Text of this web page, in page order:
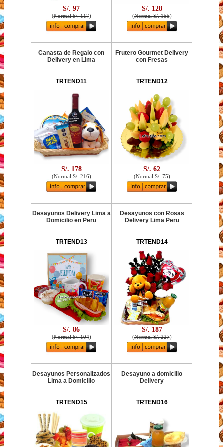
S/. 97
(Normal S/. 117)
S/. 128
(Normal S/. 155)
Canasta de Regalo con
Delivery en Lima
TRTEND11
S/. 178
(Normal S/. 216)
Frutero Gourmet Delivery
con Fresas
TRTEND12
S/. 62
(Normal S/. 75)
Desayunos Delivery Lima a
Domicilio en Peru
TRTEND13
S/. 86
(Normal S/. 104)
Desayunos con Rosas
Delivery Lima Peru
TRTEND14
S/. 187
(Normal S/. 227)
Desayunos Personalizados
Lima a Domicilio
TRTEND15
Desayuno a domicilio
Delivery
TRTEND16